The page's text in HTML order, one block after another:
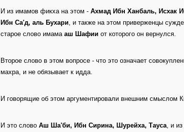
И из имамов фикха на этом - Ахмад Ибн Ханбаль, Исхак
Ибн Са'д, аль Бухари , и также на этом приверженцы
старое слово имама аш Шафии от которого он вернулся.
Второе слово в этом вопросе - что это означает
махра, и не обязывает к идда.
И говорящие об этом аргументировали внешним смыслом
И это слово Аш Ша'би, Ибн Сирина, Шурейха, Тауса , и